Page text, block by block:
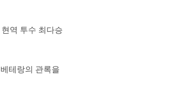
역 투수 최다승
테랑의 관록을